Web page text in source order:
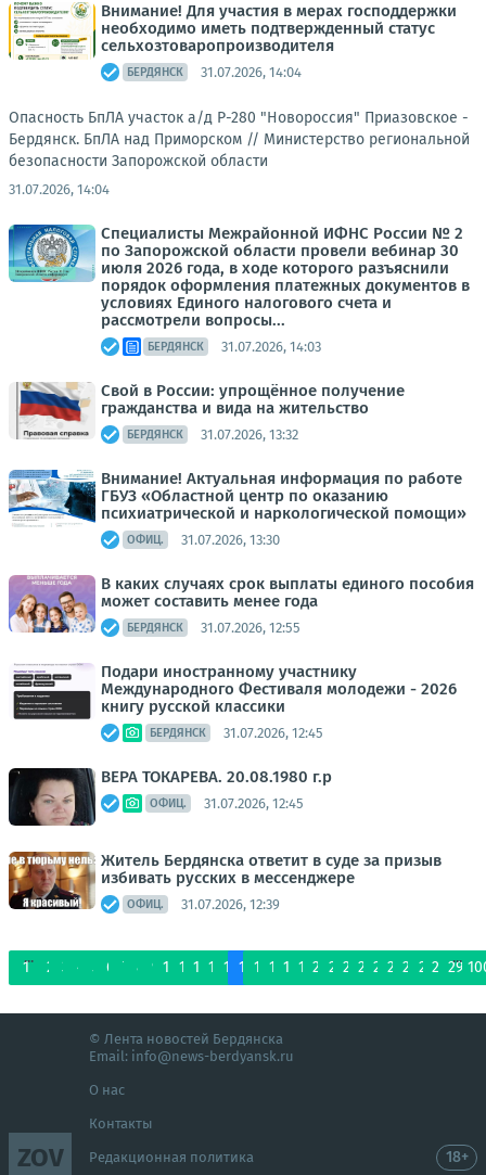
Внимание! Для участия в мерах господдержки
необходимо иметь подтвержденный статус
сельхозтоваропроизводителя
БЕРДЯНСК 31.07.2026, 14:04
Опасность БпЛА участок а/д Р-280 "Новороссия" Приазовское -
Бердянск. БпЛА над Приморском // Министерство региональной
безопасности Запорожской области
31.07.2026, 14:04
Специалисты Межрайонной ИФНС России № 2
по Запорожской области провели вебинар 30
июля 2026 года, в ходе которого разъяснили
порядок оформления платежных документов в
условиях Единого налогового счета и
рассмотрели вопросы...
БЕРДЯНСК 31.07.2026, 14:03
Свой в России: упрощённое получение
гражданства и вида на жительство
БЕРДЯНСК 31.07.2026, 13:32
Внимание! Актуальная информация по работе
ГБУЗ «Областной центр по оказанию
психиатрической и наркологической помощи»
ОФИЦ. 31.07.2026, 13:30
В каких случаях срок выплаты единого пособия
может составить менее года
БЕРДЯНСК 31.07.2026, 12:55
Подари иностранному участнику
Международного Фестиваля молодежи - 2026
книгу русской классики
БЕРДЯНСК 31.07.2026, 12:45
ВЕРА ТОКАРЕВА. 20.08.1980 г.р
ОФИЦ. 31.07.2026, 12:45
Житель Бердянска ответит в суде за призыв
избивать русских в мессенджере
ОФИЦ. 31.07.2026, 12:39
1
...
2 3 4 5 6 7 8 9 10 11 12 13 14 15 16 17 18 1920 21 22 23 242526 272829
...
ZOV
© Лента новостей Бердянска
Email: info@news-berdyansk.ru
О нас
Контакты
Редакционная политика 18+